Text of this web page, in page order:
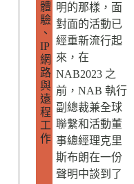
體
驗
、
IP
網
路
與
遠
程
工
作
明的那樣，面
對面的活動已
經重新流行起
來，在
NAB2023 之
前，NAB 執行
副總裁兼全球
聯繫和活動董
事總經理克里
斯布朗在一份
聲明中談到了